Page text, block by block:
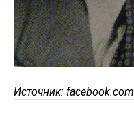
Источник: facebook.com